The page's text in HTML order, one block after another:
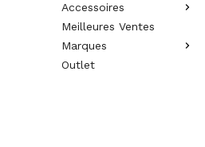
Accessoires
Meilleures Ventes
Marques
Outlet